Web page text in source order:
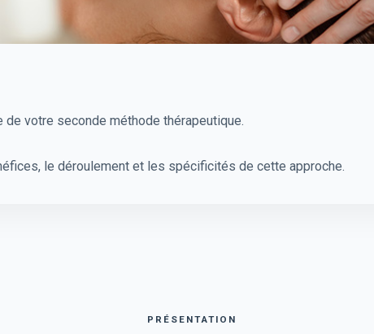
de votre seconde méthode thérapeutique.
le déroulement et les spécificités de cette approche.
PRÉSENTATION